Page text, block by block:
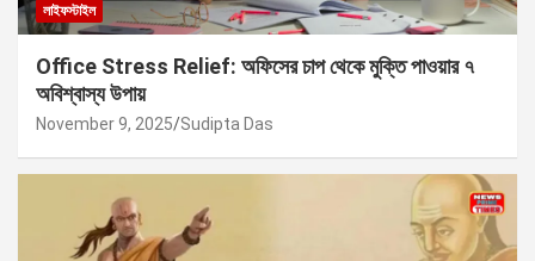
লাইফস্টাইল
Office Stress Relief: অফিসের চাপ থেকে মুক্তি পাওয়ার ৭
অবিশ্বাস্য উপায়
November 9, 2025 Sudipta Das